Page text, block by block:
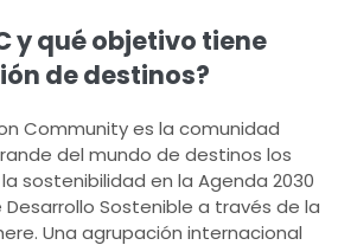
y qué objetivo tiene
de destinos?
Community es la comunidad
del mundo de destinos los
sostenibilidad en la Agenda 2030
Desarrollo Sostenible a través de la
Una agrupación internacional